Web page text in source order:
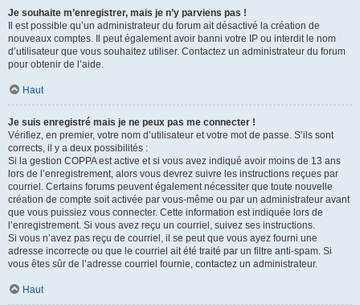
Je souhaite m’enregistrer, mais je n’y parviens pas !
Il est possible qu’un administrateur du forum ait désactivé la création de
nouveaux comptes. Il peut également avoir banni votre IP ou interdit le nom
d’utilisateur que vous souhaitez utiliser. Contactez un administrateur du forum
pour obtenir de l’aide.
Haut
Je suis enregistré mais je ne peux pas me connecter !
Vérifiez, en premier, votre nom d’utilisateur et votre mot de passe. S’ils sont
corrects, il y a deux possibilités :
Si la gestion COPPA est active et si vous avez indiqué avoir moins de 13 ans
lors de l’enregistrement, alors vous devrez suivre les instructions reçues par
courriel. Certains forums peuvent également nécessiter que toute nouvelle
création de compte soit activée par vous-même ou par un administrateur avant
que vous puissiez vous connecter. Cette information est indiquée lors de
l’enregistrement. Si vous avez reçu un courriel, suivez ses instructions.
Si vous n’avez pas reçu de courriel, il se peut que vous ayez fourni une
adresse incorrecte ou que le courriel ait été traité par un filtre anti-spam. Si
vous êtes sûr de l’adresse courriel fournie, contactez un administrateur.
Haut